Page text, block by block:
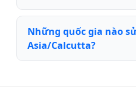
Những quốc gia nào
Asia/Calcutta?